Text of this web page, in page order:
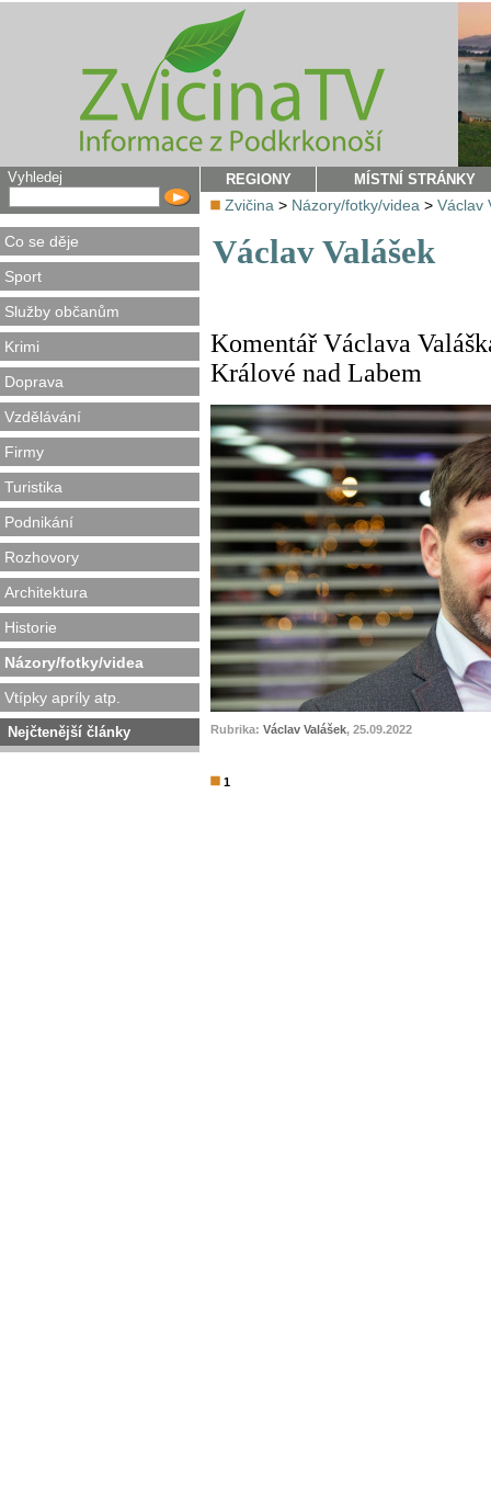
Vyhledej
Co se děje
Sport
Služby občanům
Krimi
Doprava
Vzdělávání
Firmy
Turistika
Podnikání
Rozhovory
Architektura
Historie
Názory/fotky/videa
Vtípky apríly atp.
Nejčtenější články
REGIONY MÍSTNÍ STRÁNKY
Zvičina > Názory/fotky/videa > Václav
Václav Valášek
Komentář Václava
Králové nad Labem
Rubrika: Václav Valášek, 25.09.2022
1